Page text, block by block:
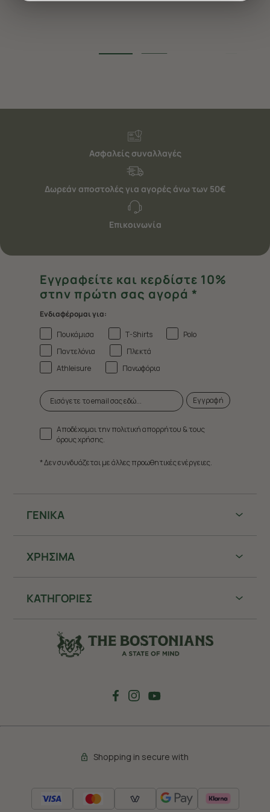
μέλλον. Εάν επιθυμείτε να μάθετε περισσότερα
Ασφαλείς συναλλαγές
Δωρεάν αποστολές για αγορές άνω των 50€
Επικοινωνία
ΓΕΝΙΚΑ
ΧΡHΣΙΜΑ
ΚΑΤΗΓΟΡΙΕΣ
Εγγραφείτε και κερδίστε 10%
στην πρώτη σας αγορά *
Ενδιαφέρομαι για:
Πουκάμισα
T-Shirts
Polo
Παντελόνια
Πλεκτά
Athleisure
Πανωφόρια
Εγγραφή
Αποδέχομαι την πολιτική απορρήτου & τους
όρους χρήσης.
* Δεν συνδυάζεται με άλλες προωθητικές ενέργειες.
Shopping in secure with